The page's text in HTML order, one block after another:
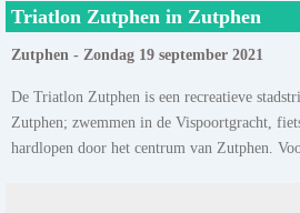
Triatlon Zutphen in Zutphen
Zutphen - Zondag 19 september 2021
De Triatlon Zutphen is een recreatieve
Zutphen; zwemmen in de Vispoortgracht,
hardlopen door het centrum van Zutphen.